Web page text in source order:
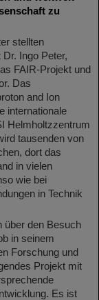
zu
stellten
Ingo Peter,
FAIR-Projekt und
Das
and Ion
internationale
Helmholtzzentrum
tausenden von
dort das
in vielen
wie bei
in Technik
über den Besuch
in seinem
Forschung und
Projekt mit
Es ist